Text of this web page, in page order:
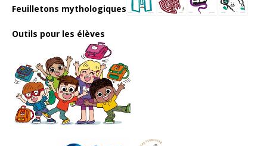
Feuilletons mythologiques
Outils pour les élèves